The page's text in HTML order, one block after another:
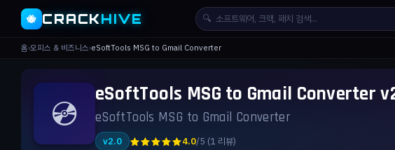
🐝 CRACKHIVE 🔍
홈›오피스 & 비즈니스›eSoftTools MSG to Gmail Converter
💿 eSoftTools MSG to Gmail Converter
eSoftTools MSG to Gmail Converter
v2.0 ★★★★★4.0/5 (1 리뷰)